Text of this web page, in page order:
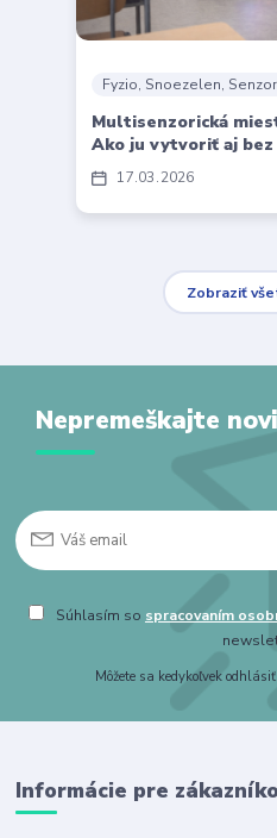
17 03 2026
Fyzio, Snoezelen,
Multisenzorická
Ako ju vytvoriť aj bez
Zobraziť
Nepremeškajte
Súhlasím so spracovaním
Môžete sa kedykoľvek
Informácie pre